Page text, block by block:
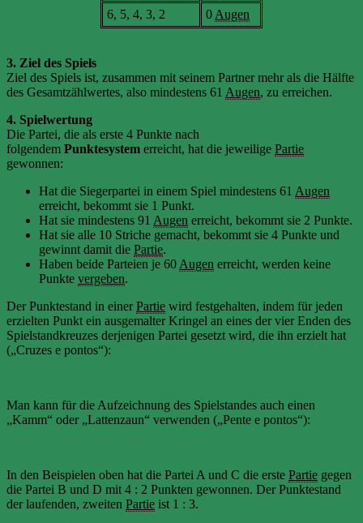
6, 5, 4, 3, 2
0 Augen
3. Ziel des Spiels
Ziel des Spiels ist, zusammen mit seinem Partner mehr als die Hälfte
des Gesamtzählwertes, also mindestens 61 Augen, zu erreichen.
4. Spielwertung
Die Partei, die als erste 4 Punkte nach
folgendem Punktesystem erreicht, hat die jeweilige Partie
gewonnen:
Hat die Siegerpartei in einem Spiel mindestens 61 Augen
erreicht, bekommt sie 1 Punkt.
Hat sie mindestens 91 Augen erreicht, bekommt sie 2 Punkte.
Hat sie alle 10 Striche gemacht, bekommt sie 4 Punkte und
gewinnt damit die Partie.
Haben beide Parteien je 60 Augen erreicht, werden keine
Punkte vergeben.
Der Punktestand in einerPartie wird festgehalten, indem für jeden
erzielten Punkt ein ausgemalter Kringel an eines der vier Enden des
Spielstandkreuzes derjenigen Partei gesetzt wird, die ihn erzielt hat
(„Cruzes e pontos“):
Man kann für die Aufzeichnung des Spielstandes auch einen
„Kamm“ oder „Lattenzaun“ verwenden („Pente e pontos“):
In den Beispielen oben hat die Partei A und C die erste Partie gegen
die Partei B und D mit 4 : 2 Punkten gewonnen. Der Punktestand
der laufenden, zweiten Partie ist 1 : 3.